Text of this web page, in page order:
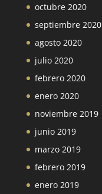
octubre 2020
septiembre 2020
agosto 2020
julio 2020
febrero 2020
enero 2020
noviembre 2019
junio 2019
marzo 2019
febrero 2019
enero 2019